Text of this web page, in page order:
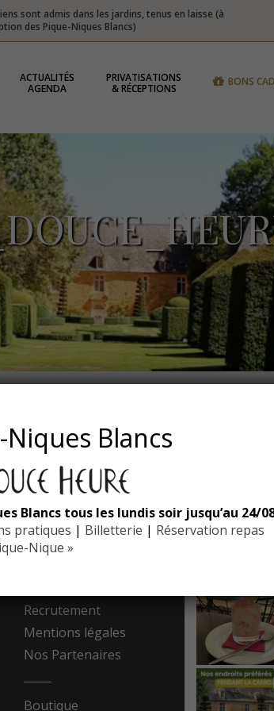
sont admis dans les jardins, tenus en laisse (à
des Pique-Niques Blancs)
ACTUALITÉS
AGENDA
PRIVATISATIONS
& RÉCEPTIONS
BONS
Recrutement
Mentions légales
Nos Partenaires
Boutique
10
-
Niques Blancs
Blancs tous les lundis soir jusqu’au 24/
pratiques | Billetterie | Réservation repas
Nique »